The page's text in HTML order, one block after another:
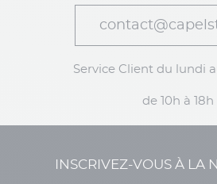
Service Client du lundi
de 10h à 18h
INSCRIVEZ-VOUS À LA